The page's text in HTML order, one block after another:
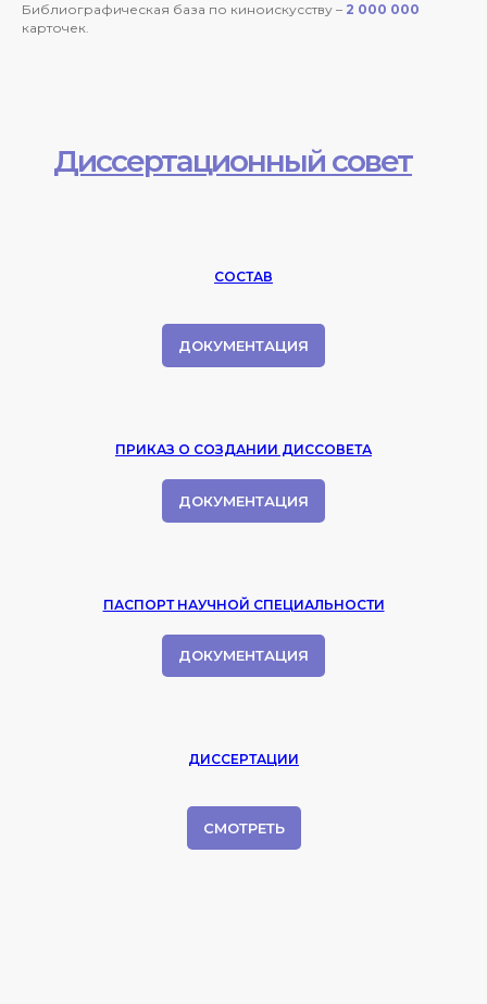
Библиографическая база по киноискусству – 2 000 000
карточек.
Диссертационный совет
СОСТАВ
ДОКУМЕНТАЦИЯ
ПРИКАЗ О СОЗДАНИИ ДИССОВЕТА
ДОКУМЕНТАЦИЯ
ПАСПОРТ НАУЧНОЙ СПЕЦИАЛЬНОСТИ
ДОКУМЕНТАЦИЯ
ДИССЕРТАЦИИ
СМОТРЕТЬ